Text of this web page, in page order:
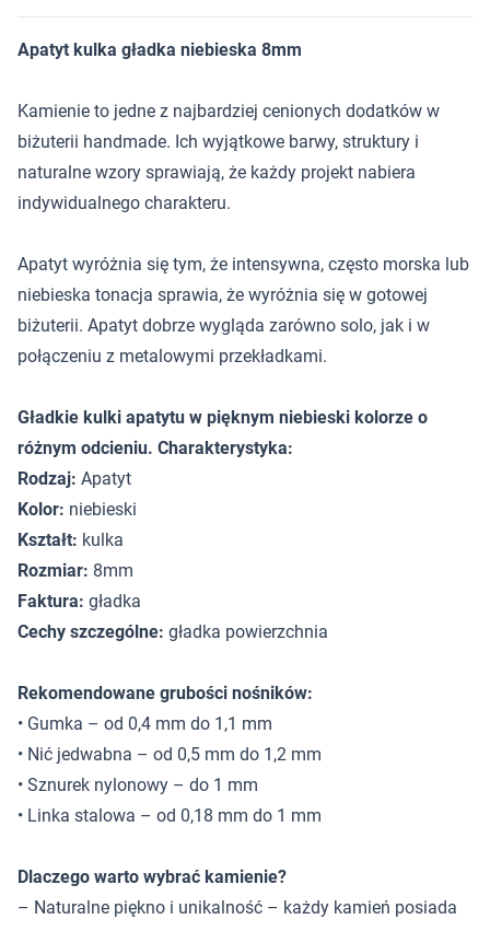
Apatyt kulka gładka niebieska 8mm
Kamienie to jedne z najbardziej cenionych dodatków w
biżuterii handmade. Ich wyjątkowe barwy, struktury i
naturalne wzory sprawiają, że każdy projekt nabiera
indywidualnego charakteru.
Apatyt wyróżnia się tym, że intensywna, często morska lub
niebieska tonacja sprawia, że wyróżnia się w gotowej
biżuterii. Apatyt dobrze wygląda zarówno solo, jak i w
połączeniu z metalowymi przekładkami.
Gładkie kulki apatytu w pięknym niebieski kolorze o
różnym odcieniu. Charakterystyka:
Rodzaj: Apatyt
Kolor: niebieski
Kształt: kulka
Rozmiar: 8mm
Faktura: gładka
Cechy szczególne: gładka powierzchnia
Rekomendowane grubości nośników:
• Gumka – od 0,4 mm do 1,1 mm
• Nić jedwabna – od 0,5 mm do 1,2 mm
• Sznurek nylonowy – do 1 mm
• Linka stalowa – od 0,18 mm do 1 mm
Dlaczego warto wybrać kamienie?
– Naturalne piękno i unikalność – każdy kamień posiada